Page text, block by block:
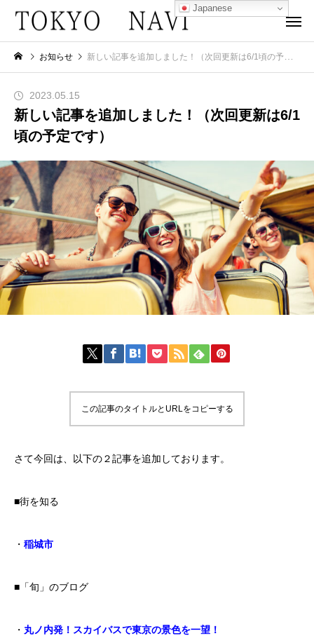
お知らせ 新しい記事を追加しました！（次回更新は6/1頃の予定です）
新しい記事を追加しました！（次回更新は6/1
頃の予定です）
2023.05.15
この記事のタイトルとURLをコピーする
さて今回は、以下の２記事を追加しております。
■街を知る
・ 稲城市
■「旬」のブログ
・ 丸ノ内発！スカイバスで東京の景色を一望！
Japanese